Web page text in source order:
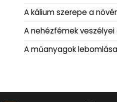
A kálium szerepe a
A nehézfémek
A műanyagok